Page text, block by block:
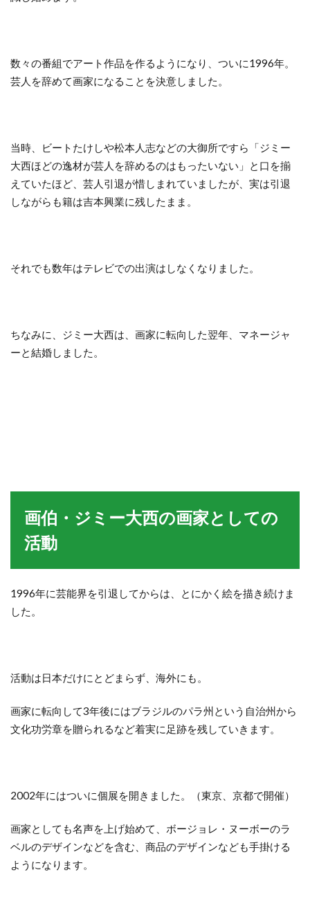
数々の番組でアート作品を作るようになり、ついに1996年。
芸人を辞めて画家になることを決意しました。
当時、ビートたけしや松本人志などの大御所ですら「ジミー
大西ほどの逸材が芸人を辞めるのはもったいない」と口を揃
えていたほど、芸人引退が惜しまれていましたが、実は引退
しながらも籍は吉本興業に残したまま。
それでも数年はテレビでの出演はしなくなりました。
ちなみに、ジミー大西は、画家に転向した翌年、マネージャ
ーと結婚しました。
画伯・ジミー大西の画家としての
活動
1996年に芸能界を引退してからは、とにかく絵を描き続けま
した。
活動は日本だけにとどまらず、海外にも。
画家に転向して3年後にはブラジルのパラ州という自治州から
文化功労章を贈られるなど着実に足跡を残していきます。
2002年にはついに個展を開きました。（東京、京都で開催）
画家としても名声を上げ始めて、ボージョレ・ヌーボーのラ
ベルのデザインなどを含む、商品のデザインなども手掛ける
ようになります。